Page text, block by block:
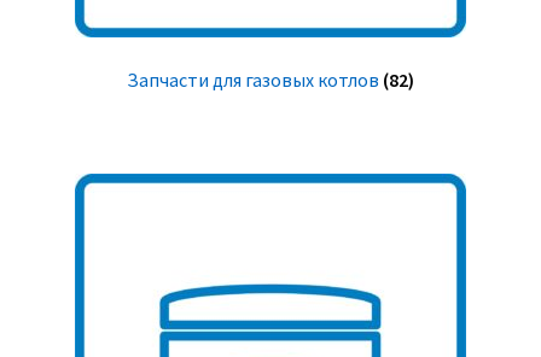
Запчасти для газовых котлов (82)